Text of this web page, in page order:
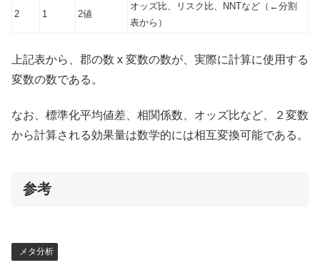
2 1 2値
オッズ比、リスク比、NNTなど（←分割
表から）
上記表から、郡の数 x 変数の数が、実際に計算に使用する
変数の数である。
なお、標準化平均値差、相関係数、オッズ比など、２変数
から計算される効果量は数学的には相互変換可能である。
参考
メタ分析